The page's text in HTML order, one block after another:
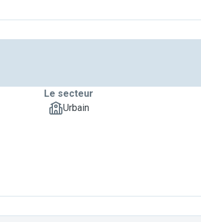
Le secteur
Urbain